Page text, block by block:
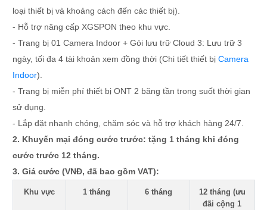
loại thiết bị và khoảng cách đến các thiết bị).
- Hỗ trợ nâng cấp XGSPON theo khu vực.
- Trang bị 01 Camera Indoor + Gói lưu trữ Cloud 3: Lưu trữ 3
ngày, tối đa 4 tài khoản xem đồng thời (Chi tiết thiết bị Camera
Indoor).
- Trang bị miễn phí thiết bị ONT 2 băng tần trong suốt thời gian
sử dụng.
- Lắp đặt nhanh chóng, chăm sóc và hỗ trợ khách hàng 24/7.
2. Khuyến mại đóng cước trước: tặng 1 tháng khi đóng
cước trước 12 tháng.
3. Giá cước (VNĐ, đã bao gồm VAT):
Khu vực 1 tháng 6 tháng
12 tháng (ưu
đãi cộng 1